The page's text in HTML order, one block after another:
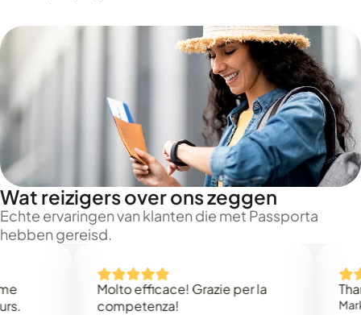
Wat reizigers over ons zeggen
Echte ervaringen van klanten die met Passporta
hebben gereisd.
Molto efficace! Grazie per la
competenza!
Thank
Mark N.